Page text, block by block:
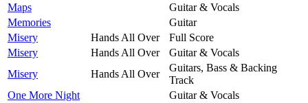
Maps
Guitar & Vocals
Memories
Guitar
Misery
Hands All Over
Full Score
Misery
Hands All Over
Guitar & Vocals
Misery
Hands All Over
Guitars, Bass & Backing
Track
One More Night
Guitar & Vocals